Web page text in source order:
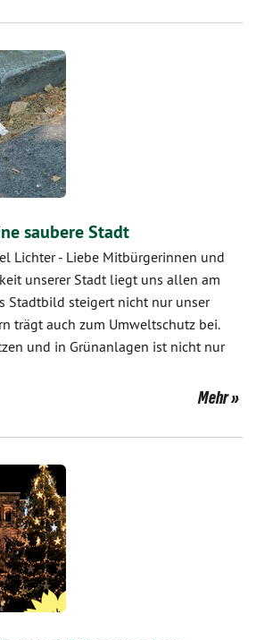
saubere Stadt
Lichter- Liebe Mitbürgerinnen und
unserer Stadt liegt uns allen am
Stadtbild steigert nicht nur unser
trägt auch zum Umweltschutz bei.
und in Grünanlagen ist nicht nur
Mehr